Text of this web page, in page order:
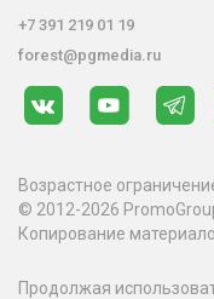
+7 391 219 01 19
forest@pgmedia.ru
Возрастное
© 2012-2026
Копирование
Продолжая